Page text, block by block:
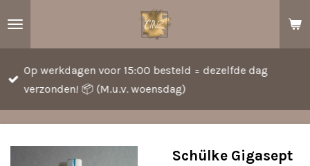
hoofdinhoud
Op werkdagen voor 15:00 besteld = dezelfde dag
verzonden! 📦 (M.u.v. woensdag)
Schülke Gigasept